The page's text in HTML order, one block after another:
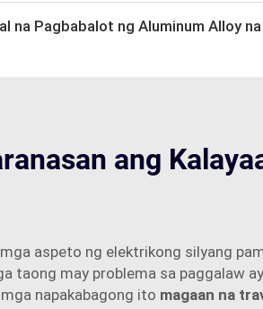
ang
aspeto ng elektrikong silyang
taong may problema sa paggalaw
napakabagong ito magaan na